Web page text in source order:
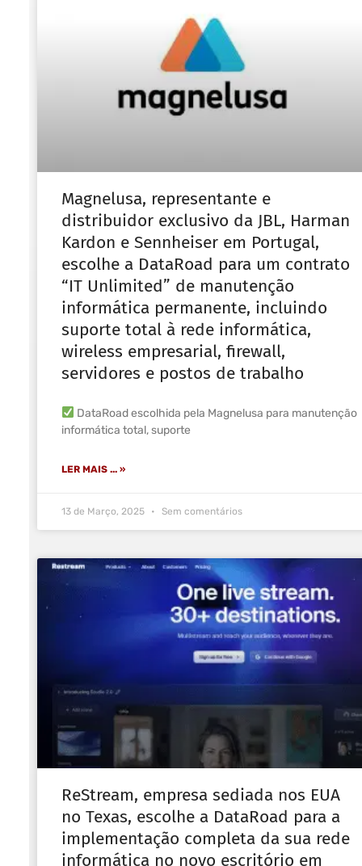
Magnelusa, representante e
distribuidor exclusivo da JBL, Harman
Kardon e Sennheiser em Portugal,
escolhe a DataRoad para um contrato
“IT Unlimited” de manutenção
informática permanente, incluindo
suporte total à rede informática,
wireless empresarial, firewall,
servidores e postos de trabalho
DataRoad escolhida pela Magnelusa para manutenção
informática total, suporte
LER MAIS ... »
13 de Março, 2025 Sem comentários
ReStream, empresa sediada nos EUA
no Texas, escolhe a DataRoad para a
implementação completa da sua rede
informática no novo escritório em